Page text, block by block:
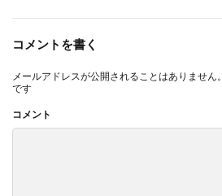
コメントを書く
メールアドレスが公開されることはありません。
です
コメント